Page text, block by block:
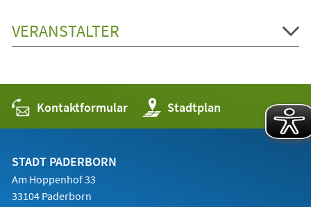
VERANSTALTER
Kontaktformular Stadtplan
(Öffnet
in
einem
STADT PADERBORN
Am Hoppenhof 33
33104 Paderborn